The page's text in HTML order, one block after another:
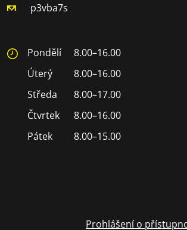
p3vba7s
Pondělí
8.00–16.00
Úterý
8.00–16.00
Středa
8.00–17.00
Čtvrtek
8.00–16.00
Pátek
8.00–15.00
Prohlášení o